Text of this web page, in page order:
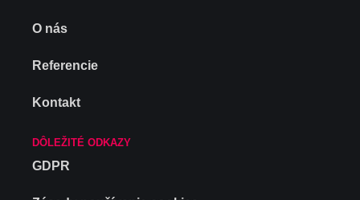
O nás
Referencie
Kontakt
DÔLEŽITÉ ODKAZY
GDPR